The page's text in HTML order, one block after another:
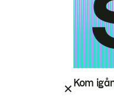
Kom